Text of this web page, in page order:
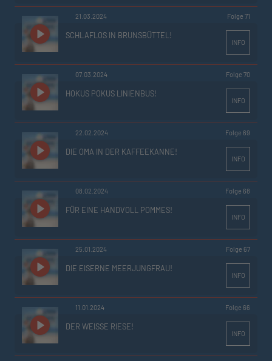
21.03.2024 Folge 71
SCHLAFLOS IN BRUNSBÜTTEL!
INFO
07.03.2024 Folge 70
HOKUS POKUS LINIENBUS!
INFO
22.02.2024 Folge 69
DIE OMA IN DER KAFFEEKANNE!
INFO
08.02.2024 Folge 68
FÜR EINE HANDVOLL POMMES!
INFO
25.01.2024 Folge 67
DIE EISERNE MEERJUNGFRAU!
INFO
11.01.2024 Folge 66
DER WEISSE RIESE!
INFO